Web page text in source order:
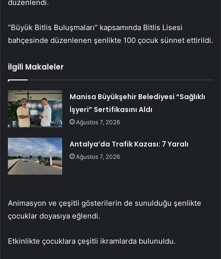
düzenlendi.
“Büyük Bitlis Buluşmaları” kapsamında Bitlis Lisesi
bahçesinde düzenlenen şenlikte 100 çocuk sünnet ettirildi.
İlgili Makaleler
Manisa Büyükşehir Belediyesi “Sağlıklı
İşyeri” Sertifikasını Aldı
Ağustos 7, 2026
Antalya’da Trafik Kazası: 7 Yaralı
Ağustos 7, 2026
Animasyon ve çeşitli gösterilerin de sunulduğu şenlikte
çocuklar doyasıya eğlendi.
Etkinlikte çocuklara çeşitli ikramlarda bulunuldu.